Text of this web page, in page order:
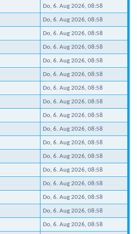
Do, 6. Aug 2026, 08:58
Do, 6. Aug 2026, 08:58
Do, 6. Aug 2026, 08:58
Do, 6. Aug 2026, 08:58
Do, 6. Aug 2026, 08:58
Do, 6. Aug 2026, 08:58
Do, 6. Aug 2026, 08:58
Do, 6. Aug 2026, 08:58
Do, 6. Aug 2026, 08:58
Do, 6. Aug 2026, 08:58
Do, 6. Aug 2026, 08:58
Do, 6. Aug 2026, 08:58
Do, 6. Aug 2026, 08:58
Do, 6. Aug 2026, 08:58
Do, 6. Aug 2026, 08:58
Do, 6. Aug 2026, 08:58
Do, 6. Aug 2026, 08:58